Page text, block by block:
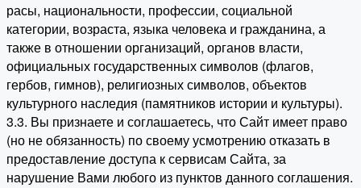
расы, национальности, профессии, социальной
категории, возраста, языка человека и гражданина, а
также в отношении организаций, органов власти,
официальных государственных символов (флагов,
гербов, гимнов), религиозных символов, объектов
культурного наследия (памятников истории и культуры).
3.3. Вы признаете и соглашаетесь, что Сайт имеет право
(но не обязанность) по своему усмотрению отказать в
предоставление доступа к сервисам Сайта, за
нарушение Вами любого из пунктов данного соглашения.